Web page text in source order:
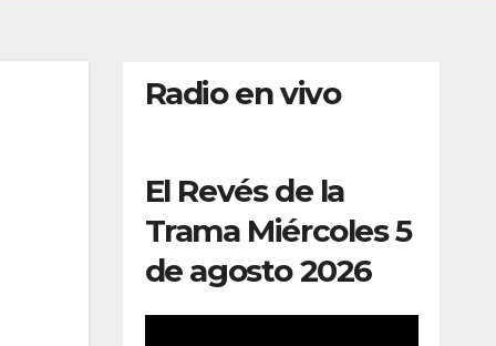
Radio en vivo
El Revés de la
Trama Miércoles 5
de agosto 2026